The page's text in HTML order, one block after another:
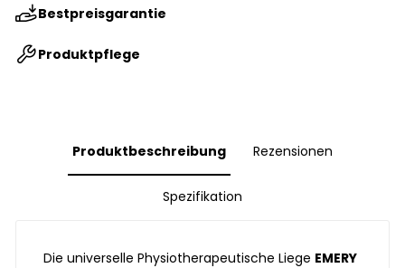
Bestpreisgarantie
Produktpflege
Produktbeschreibung Rezensionen
Spezifikation
Die universelle Physiotherapeutische Liege EMERY